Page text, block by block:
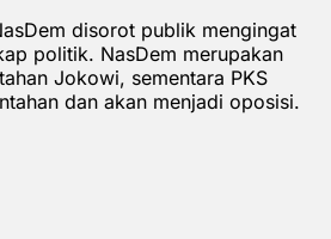
disorot publik mengingat
politik. NasDem merupakan
Jokowi, sementara PKS
dan akan menjadi oposisi.